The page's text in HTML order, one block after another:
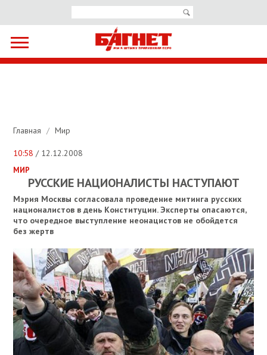
Главная / Мир
10:58 / 12.12.2008
МИР
РУССКИЕ НАЦИОНАЛИСТЫ НАСТУПАЮТ
Мэрия Москвы согласовала проведение митинга русских
националистов в день Конституции. Эксперты опасаются,
что очередное выступление неонацистов не обойдется
без жертв